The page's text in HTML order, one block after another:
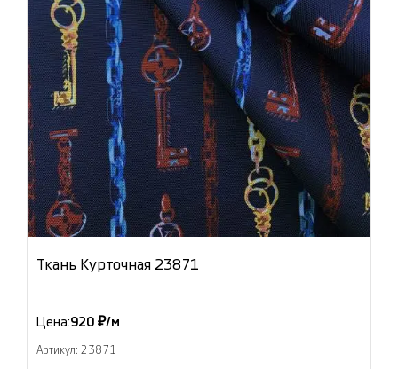
Ткань Курточная 23871
Цена:920 ₽/м
Артикул: 23871